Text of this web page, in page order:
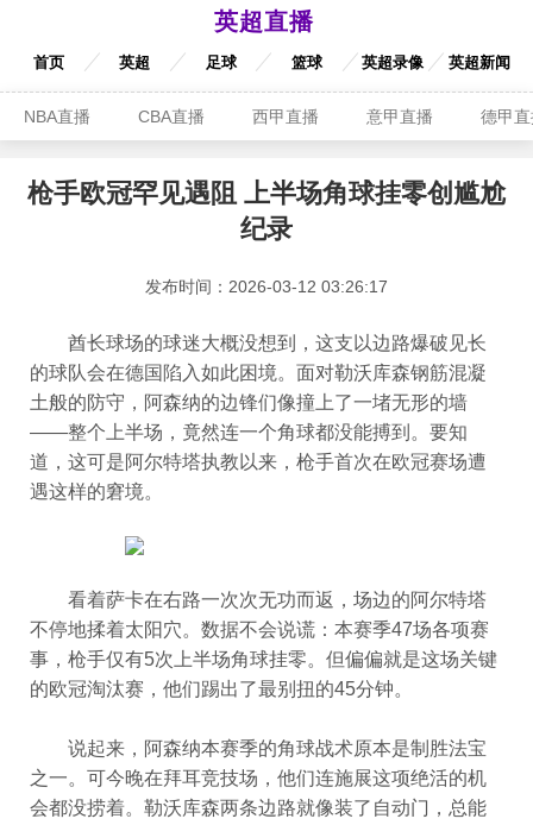
英超直播
首页 英超 足球 篮球 英超录像 英超新闻
NBA直播 CBA直播 西甲直播 意甲直播 德甲
枪手欧冠罕见遇阻 上半场角球挂零创尴尬
纪录
发布时间：2026-03-12 03:26:17
酋长球场的球迷大概没想到，这支以边路爆破见长
的球队会在德国陷入如此困境。面对勒沃库森钢筋混凝
土般的防守，阿森纳的边锋们像撞上了一堵无形的墙
——整个上半场，竟然连一个角球都没能搏到。要知
道，这可是阿尔特塔执教以来，枪手首次在欧冠赛场遭
遇这样的窘境。
看着萨卡在右路一次次无功而返，场边的阿尔特塔
不停地揉着太阳穴。数据不会说谎：本赛季47场各项赛
事，枪手仅有5次上半场角球挂零。但偏偏就是这场关键
的欧冠淘汰赛，他们踢出了最别扭的45分钟。
说起来，阿森纳本赛季的角球战术原本是制胜法宝
之一。可今晚在拜耳竞技场，他们连施展这项绝活的机
会都没捞着。勒沃库森两条边路就像装了自动门，总能